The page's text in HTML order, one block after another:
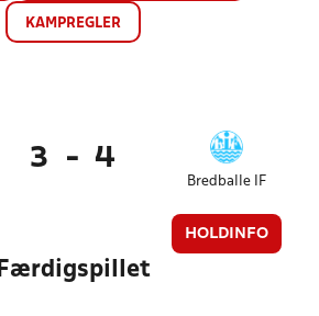
KAMPREGLER
3 - 4
Bredballe IF
HOLDINFO
Færdigspillet